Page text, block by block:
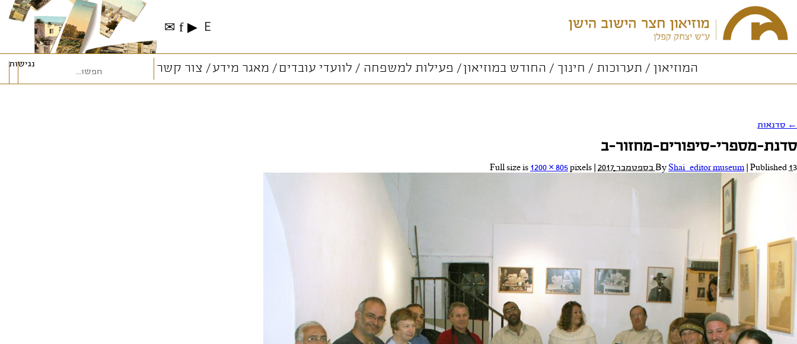
E
▶
f
✉
המוזיאון תערוכות חינוך החודש במוזיאון פעילות למשפחה לוועדי עובדים מאגר מידע צור קשר נגישות
← סדנאות
סדנת-מספרי-סיפורים-מחזור-ב
By Shai_editor museum Published 13 בספטמבר 2017 1200 × 805pixels